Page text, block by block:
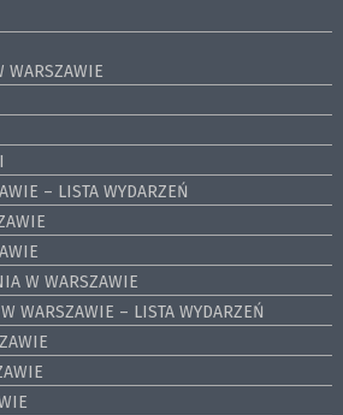
WARSZAWIE
– LISTA WYDARZEŃ
W WARSZAWIE
WARSZAWIE – LISTA WYDARZEŃ